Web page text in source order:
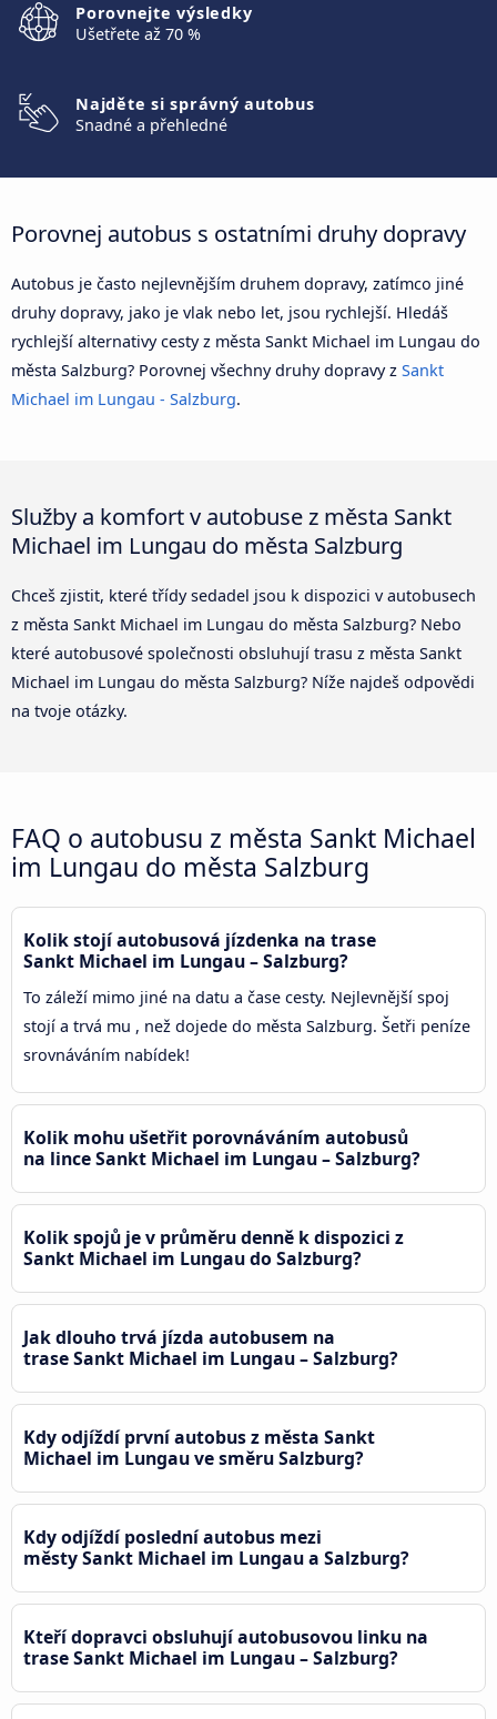
Porovnejte výsledky
Ušetřete až 70 %
Najděte si správný autobus
Snadné a přehledné
Porovnej autobus s ostatními druhy dopravy
Autobus je často nejlevnějším druhem dopravy, zatímco jiné
druhy dopravy, jako je vlak nebo let, jsou rychlejší. Hledáš
rychlejší alternativy cesty z města Sankt Michael im Lungau do
města Salzburg? Porovnej všechny druhy dopravy z Sankt
Michael im Lungau - Salzburg.
Služby a komfort v autobuse z města Sankt
Michael im Lungau do města Salzburg
Chceš zjistit, které třídy sedadel jsou k dispozici v autobusech
z města Sankt Michael im Lungau do města Salzburg? Nebo
které autobusové společnosti obsluhují trasu z města Sankt
Michael im Lungau do města Salzburg? Níže najdeš odpovědi
na tvoje otázky.
FAQ o autobusu z města Sankt Michael
im Lungau do města Salzburg
Kolik stojí autobusová jízdenka na trase
Sankt Michael im Lungau – Salzburg?
To záleží mimo jiné na datu a čase cesty. Nejlevnější spoj
stojí a trvá mu , než dojede do města Salzburg. Šetři peníze
srovnáváním nabídek!
Kolik mohu ušetřit porovnáváním autobusů
na lince Sankt Michael im Lungau – Salzburg?
Kolik spojů je v průměru denně k dispozici z
Sankt Michael im Lungau do Salzburg?
Jak dlouho trvá jízda autobusem na
trase Sankt Michael im Lungau – Salzburg?
Kdy odjíždí první autobus z města Sankt
Michael im Lungau ve směru Salzburg?
Kdy odjíždí poslední autobus mezi
městy Sankt Michael im Lungau a Salzburg?
Kteří dopravci obsluhují autobusovou linku na
trase Sankt Michael im Lungau – Salzburg?